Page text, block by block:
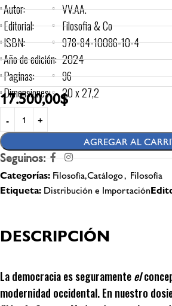
Autor:
Editorial:
ISBN:
Año de edición:
Paginas:
Dimensiones:
VV.AA.
Filosofia & Co
978-84-10086-10-4
2024
96
20 x 27,2
17.500,00$
AGREGAR AL
Seguinos:
Categorías: Filosofía,Catálogo, Filosofía
Etiqueta: Distribución e Importación
DESCRIPCIÓN
La democracia es seguramenteel
modernidad occidental. En nuestro